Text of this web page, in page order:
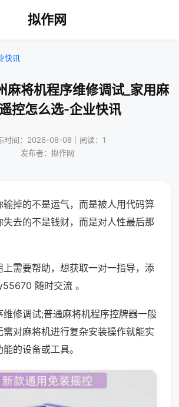
拟作网
快讯
麻将机程序维修调试_家用麻
控怎么选-企业快讯
时间：2026-08-08｜阅读：1
发布者：拟作网
输掉的不是运气，而是被人用代码算
去的不是钱财，而是对人性最后那
上需要帮助，想获取一对一指导，添
随时交流 。
维修调试;普通麻将机程序控牌器一般
需对麻将机进行复杂安装操作就能实
的设备或工具。